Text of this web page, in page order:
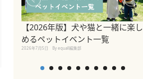
【2026年版】犬や猫と一緒に楽し
めるペットイベント一覧
2026年7月5日 By equall編集部